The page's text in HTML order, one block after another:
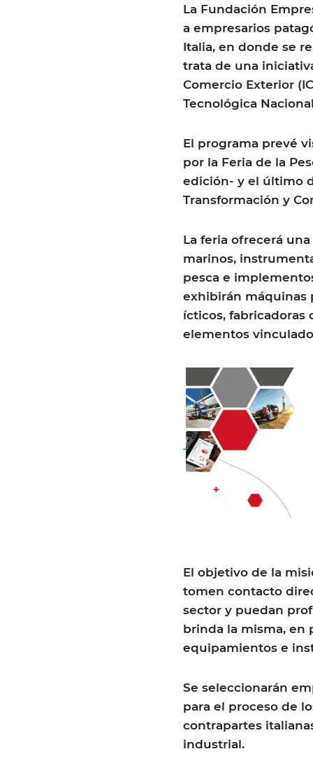
La Fundación
a empresarios
Italia, en donde se
trata de una
Comercio Exterior
Tecnológica
El programa prevé
por la Feria de la
edición- y el último
Transformación y
La feria ofrecerá
marinos,
pesca e
exhibirán máquinas
ícticos, fabricadoras
elementos
El objetivo de la
tomen contacto
sector y puedan
brinda la misma, en
equipamientos e
Se seleccionarán
para el proceso de
contrapartes
industrial.